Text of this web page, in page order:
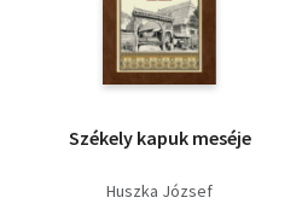
Székely kapuk meséje
Huszka József